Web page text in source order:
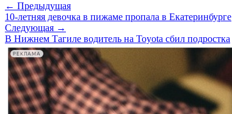
← Предыдущая
10-летняя девочка в пижаме пропала в Екатеринбурге
Следующая →
В Нижнем Тагиле водитель на Toyota сбил подростка
РЕКЛАМА